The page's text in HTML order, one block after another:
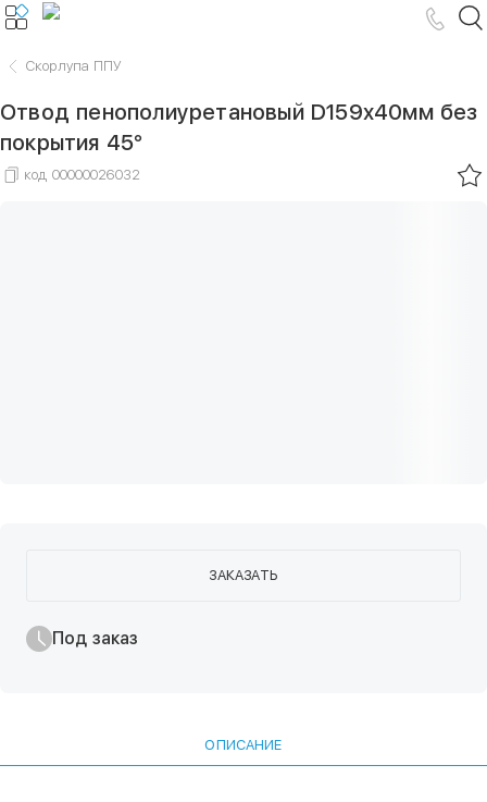
Скорлупа ППУ
Отвод пенополиуретановый D159х40мм без
покрытия 45°
код 00000026032
ЗАКАЗАТЬ
Под заказ
ОПИСАНИЕ